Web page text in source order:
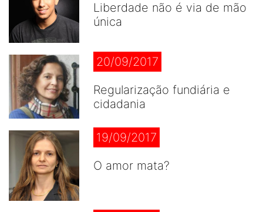
Liberdade não é via de mão
única
20/09/2017
Regularização fundiária e
cidadania
19/09/2017
O amor mata?